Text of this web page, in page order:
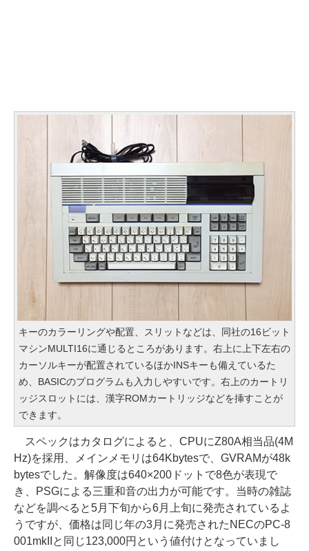
キーのカラーリングや配置、スリットなどは、同社の16ビット
マシンMULTI16に通じるところがあります。右上に上下左右の
カーソルキーが配置されているほかINSキーも備えているた
め、BASICのプログラムも入力しやすいです。右上のカートリ
ッジスロットには、漢字ROMカートリッジなどを挿すことが
できます。
スペックはカタログによると、CPUにZ80A相当品(4M
Hz)を採用、メインメモリは64Kbytesで、GVRAMが48k
bytesでした。解像度は640×200ドットで8色が表現で
き、PSGによる三重和音の出力が可能です。当時の雑誌
などを調べると5月下旬から6月上旬に発売されているよ
うですが、価格は同じ年の3月に発売されたNECのPC-8
001mkIIと同じ123,000円という値付けとなっていまし